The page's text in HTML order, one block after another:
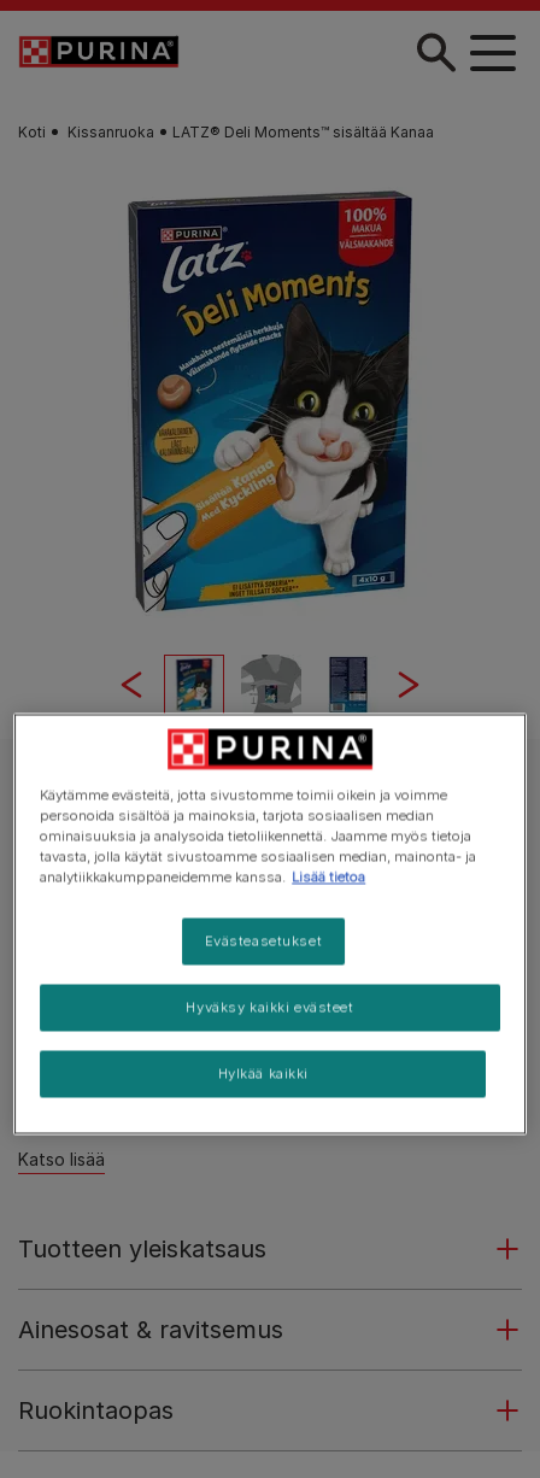
Skip to main content
Koti Kissanruoka LATZ® Deli Moments™ sisältää Kanaa
LATZ® Deli Moments™ sisältää Kanaa
Keskimääräinen arvosana:
Saatavilla pakkauksissa: 4x10g
Vähäkalorinen*.
Ei lisättyä sokeria**.
Katso lisää
Tuotteen yleiskatsaus
Ainesosat & ravitsemus
Ruokintaopas
Käytämme evästeitä, jotta sivustomme toimii oikein ja voimme
personoida sisältöä ja mainoksia, tarjota sosiaalisen median
ominaisuuksia ja analysoida tietoliikennettä. Jaamme myös tietoja
tavasta, jolla käytät sivustoamme sosiaalisen median, mainonta- ja
analytiikkakumppaneidemme kanssa. Lisää tietoa
Evästeasetukset
Hylkää kaikki
Hyväksy kaikki evästeet